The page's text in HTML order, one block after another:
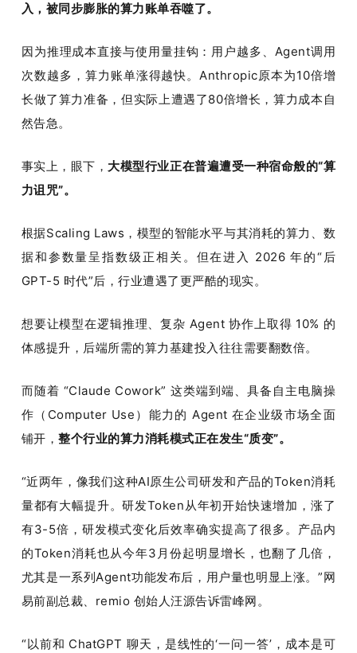
入，被同步膨胀的算力账单吞噬了。
因为推理成本直接与使用量挂钩：用户越多、Agent调用
次数越多，算力账单涨得越快。Anthropic原本为10倍增
长做了算力准备，但实际上遭遇了80倍增长，算力成本自
然告急。
事实上，眼下， 大模型行业正在普遍遭受一种宿命般的“算
力诅咒”。
根据Scaling Laws，模型的智能水平与其消耗的算力、数
据和参数量呈指数级正相关。但在进入 2026 年的“后
GPT-5 时代”后，行业遭遇了更严酷的现实。
想要让模型在逻辑推理、复杂 Agent 协作上取得 10% 的
体感提升，后端所需的算力基建投入往往需要翻数倍。
而随着 “Claude Cowork” 这类端到端、具备自主电脑操
作（Computer Use）能力的 Agent 在企业级市场全面
铺开，整个行业的算力消耗模式正在发生“质变”。
“近两年，像我们这种AI原生公司研发和产品的Token消耗
量都有大幅提升。研发Token从年初开始快速增加，涨了
有3-5倍，研发模式变化后效率确实提高了很多。产品内
的Token消耗也从今年3月份起明显增长，也翻了几倍，
尤其是一系列Agent功能发布后，用户量也明显上涨。”网
易前副总裁、remio 创始人汪源告诉雷峰网。
“以前和 ChatGPT 聊天，是线性的‘一问一答’，成本是可